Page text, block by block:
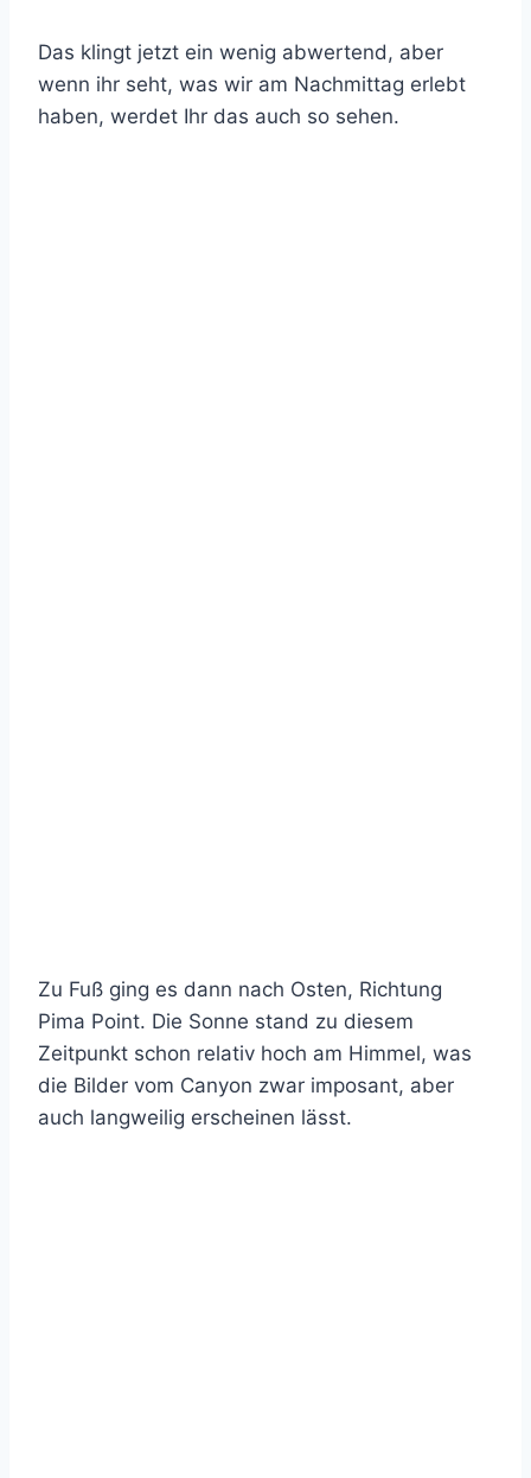
Das klingt jetzt ein wenig abwertend, aber
wenn ihr seht, was wir am Nachmittag erlebt
haben, werdet Ihr das auch so sehen.
Zu Fuß ging es dann nach Osten, Richtung
Pima Point. Die Sonne stand zu diesem
Zeitpunkt schon relativ hoch am Himmel, was
die Bilder vom Canyon zwar imposant, aber
auch langweilig erscheinen lässt.